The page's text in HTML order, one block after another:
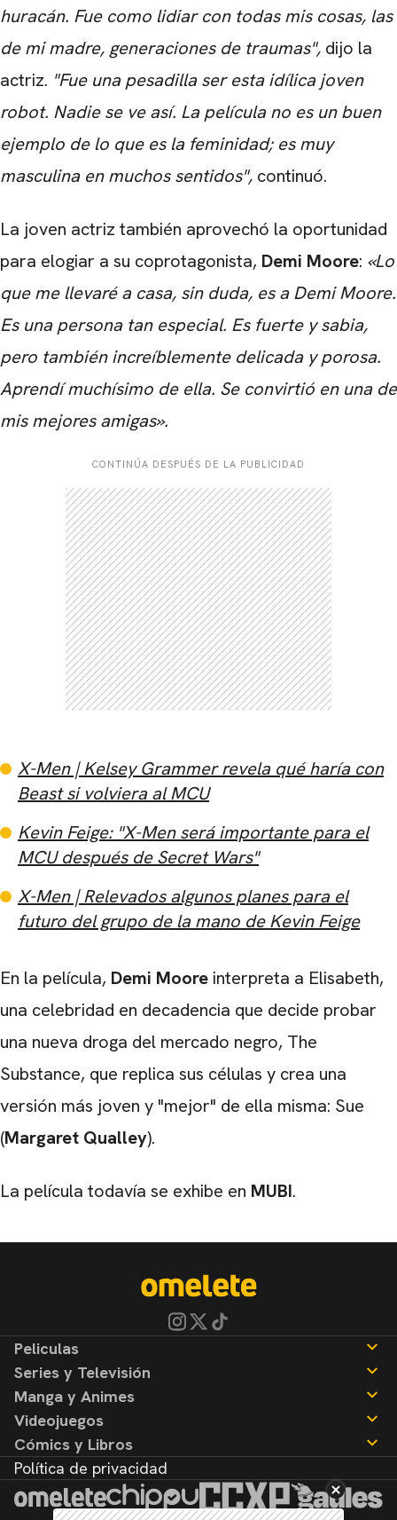
huracán. Fue como lidiar con todas mis cosas, las
de mi madre, generaciones de traumas", dijo la
actriz. "Fue una pesadilla ser esta idílica joven
robot. Nadie se ve así. La película no es un buen
ejemplo de lo que es la feminidad; es muy
masculina en muchos sentidos", continuó.
La joven actriz también aprovechó la oportunidad
para elogiar a su coprotagonista, Demi Moore: «Lo
que me llevaré a casa, sin duda, es a Demi Moore.
Es una persona tan especial. Es fuerte y sabia,
pero también increíblemente delicada y porosa.
Aprendí muchísimo de ella. Se convirtió en una de
mis mejores amigas».
CONTINÚA DESPUÉS DE LA PUBLICIDAD
X-Men | Kelsey Grammer revela qué haría con
Beast si volviera al MCU
Kevin Feige: "X-Men será importante para el
MCU después de Secret Wars"
X-Men | Relevados algunos planes para el
futuro del grupo de la mano de Kevin Feige
En la película, Demi Moore interpreta a Elisabeth,
una celebridad en decadencia que decide probar
una nueva droga del mercado negro, The
Substance, que replica sus células y crea una
versión más joven y "mejor" de ella misma: Sue
(Margaret Qualley).
La película todavía se exhibe en MUBI.
Peliculas
Noticias
Reseñas
Series y Televisión
Noticias
Reseñas
Manga y Animes
Noticias
Reseñas
Videojuegos
Noticias
Reseñas
Cómics y Libros
Noticias
Reseñas
Política de privacidad